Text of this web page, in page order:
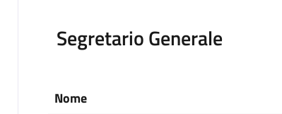
Segretario Generale
Nome